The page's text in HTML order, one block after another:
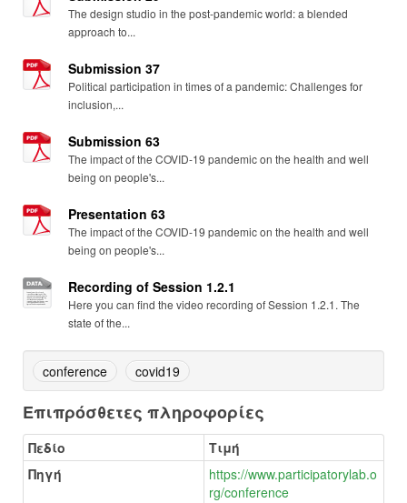
The design studio in the post-pandemic world: a blended
approach to...
Submission 37
Political participation in times of a pandemic: Challenges for
inclusion,...
Submission 63
The impact of the COVID-19 pandemic on the health and well
being on people's...
Presentation 63
The impact of the COVID-19 pandemic on the health and well
being on people's...
Recording of Session 1.2.1
Here you can find the video recording of Session 1.2.1. The
state of the...
conference covid19
Επιπρόσθετες πληροφορίες
Πεδίο
Τιμή
Πηγή
https://www.participatorylab.o
rg/conference